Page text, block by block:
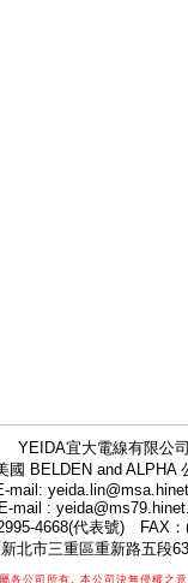
YEIDA宜大電線有限公司
國 BELDEN and ALPHA
mail:
E-mail :
4668(代表號) FAX：
北市三重區重新路五段
各公司所有, 本公司決無侵權之